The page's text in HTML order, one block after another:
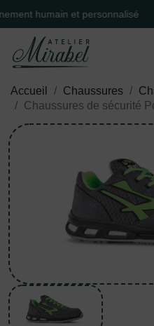
humain et personnalisé
Accueil Chaussures
Chaussures de sécurité